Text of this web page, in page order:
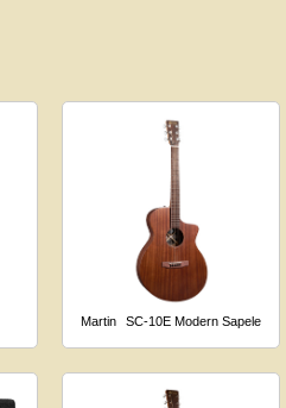
Martin SC-10E Modern Sapele